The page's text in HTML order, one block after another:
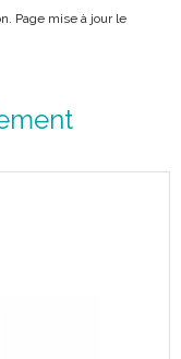
Page mise à jour le